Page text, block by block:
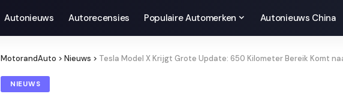
Autonieuws Auto­recensies Populaire Automerken Autonieuws China
MotorandAuto > Nieuws > Tesla Model X Krijgt Grote Update: 650 Kilometer Bereik Komt
NIEUWS